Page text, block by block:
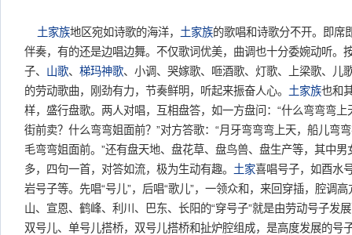
土家族地区宛如诗歌的海洋， 土家族的歌唱和诗歌分不开。即席
伴奏，有的还是边唱边舞。不仅歌词优美，曲调也十分委婉动听。
子、 山歌、 梯玛神歌、小调、哭嫁歌、咂酒歌、灯歌、上梁歌、儿
的劳动歌曲，刚劲有力，节奏鲜明，听起来振奋人心。 土家族也和
样，盛行盘歌。两人对唱，互相盘答，如一方盘问：“什么弯弯弯
街前卖？什么弯弯姐面前？”对方答歌：“月牙弯弯弯上天，船儿弯
毛弯弯姐面前。”还有盘天地、盘花草、盘鸟兽、盘生产等，其中
多，四句一首，对答如流，极为生动有趣。 土家喜唱号子，如酉水
岩号子等。先唱“号儿”，后唱“歌儿”，一领众和，来回穿插，腔调
山、宣恩、鹤峰、利川、巴东、长阳的“穿号子”就是由劳动号子发
双号儿、单号儿搭桥，双号儿搭桥和扯炉腔组成，是高度发展的号